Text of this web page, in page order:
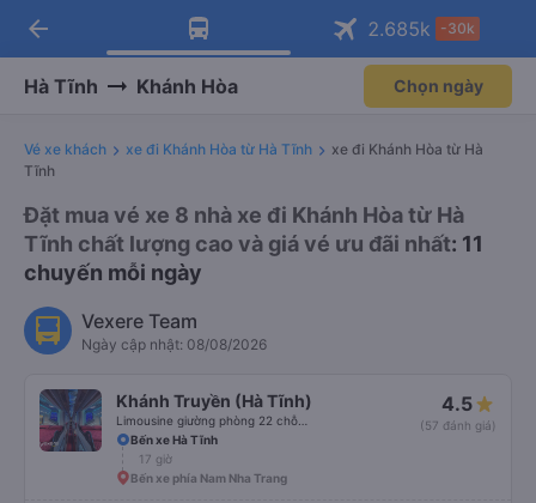
Tải app Vexere ngay!
Nhận ưu đãi thành viên độc
Mở app
Tải app Vexere
-30k/ghế khi đặt vé máy bay qua
Mở app
arrow_back 2.685k -30k
Hà Tĩnh Khánh Hòa Chọn ngày
Vé xe khách xe đi Khánh Hòa từ Hà Tĩnh
xe đi Khánh Hòa từ Hà
Tĩnh
Đặt mua vé xe 8 nhà xe đi Khánh Hòa từ Hà
Tĩnh chất lượng cao và giá vé ưu đãi nhất: 11
chuyến mỗi ngày
Vexere Team
Ngày cập nhật: 08/08/2026
Khánh Truyền (Hà Tĩnh) 4.5
(57 đánh giá)
Bến xe Hà Tĩnh
17 giờ
Bến xe phía Nam Nha Trang